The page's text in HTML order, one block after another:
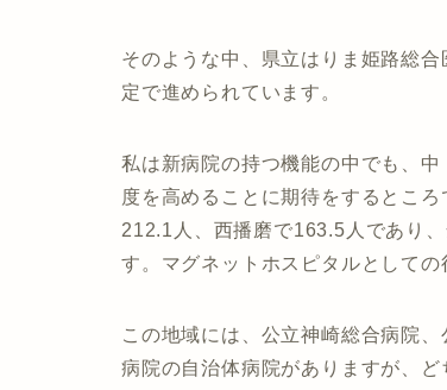
そのような中、県立はりま姫路総
定で進められています。
私は新病院の持つ機能の中でも、
度を高めることに期待をするとこ
212.1人、西播磨で163.5人であり
す。マグネットホスピタルとしての
この地域には、公立神崎総合病院
病院の自治体病院がありますが、